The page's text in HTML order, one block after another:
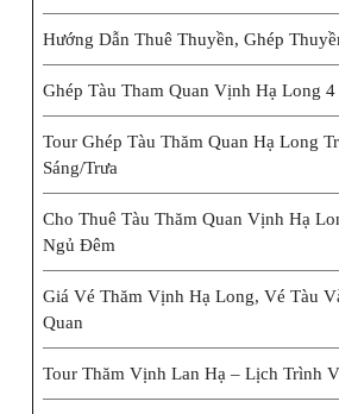
Hướng Dẫn Thuê Thuyền, Ghép
Ghép Tàu Tham Quan Vịnh Hạ Long 4
Tour Ghép Tàu Thăm Quan Hạ Long
Sáng/trưa
Cho Thuê Tàu Thăm Quan Vịnh Hạ
Ngủ Đêm
Giá Vé Thăm Vịnh Hạ Long, Vé Tàu
Quan
Tour Thăm Vịnh Lan Hạ – Lịch Trình